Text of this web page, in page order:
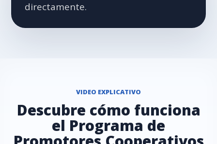
directamente.
VIDEO EXPLICATIVO
Descubre cómo funciona
el Programa de